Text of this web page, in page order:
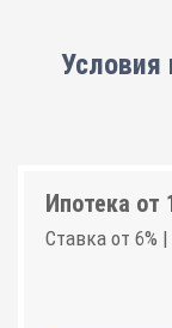
Ипотека от
Ставка от 6%